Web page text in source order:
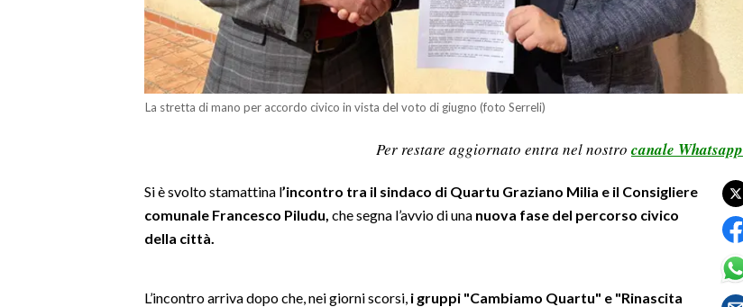
RISULTATI E CLASSIFICHELa stretta di mano per accordo civico in vista del voto di giugno (foto Serreli)
Per restare aggiornato entra nel nostro canale Whatsapp
Si è svolto stamattina l’incontro tra il sindaco di Quartu Graziano Milia e il Consigliere
comunale Francesco Piludu, che segna l’avvio di una nuova fase del percorso civico
della città.
L’incontro arriva dopo che, nei giorni scorsi, i gruppi "Cambiamo Quartu" e "Rinascita